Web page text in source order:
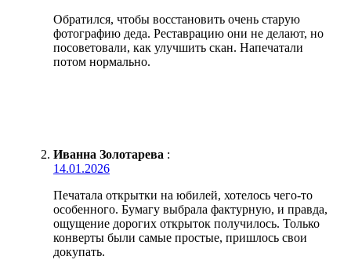
Обратился, чтобы восстановить очень старую
фотографию деда. Реставрацию они не делают, но
посоветовали, как улучшить скан. Напечатали
потом нормально.
Иванна Золотарева :
14.01.2026
Печатала открытки на юбилей, хотелось чего-то
особенного. Бумагу выбрала фактурную, и правда,
ощущение дорогих открыток получилось. Только
конверты были самые простые, пришлось свои
докупать.